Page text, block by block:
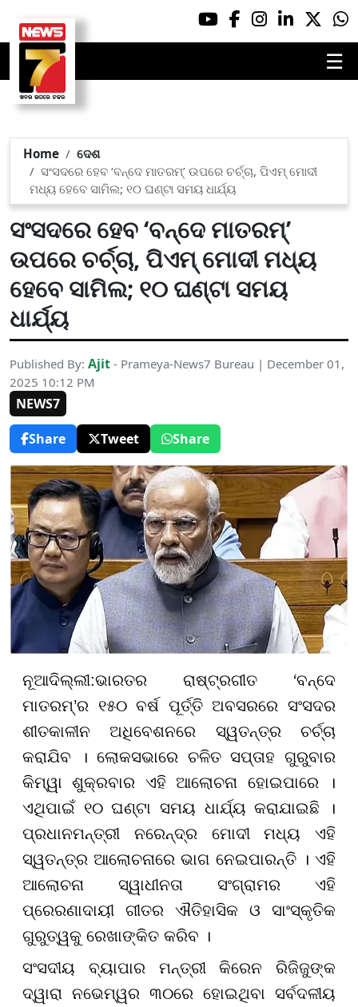
☰
Home
ଦେଶ
ସଂସଦରେ ହେବ ‘ବନ୍ଦେ ମାତରମ୍’ ଉପରେ ଚର୍ଚ୍ଚା, ପିଏମ୍ ମୋଦୀ
ମଧ୍ୟ ହେବେ ସାମିଲ; ୧୦ ଘଣ୍ଟା ସମୟ ଧାର୍ଯ୍ୟ
ସଂସଦରେ ହେବ ‘ବନ୍ଦେ ମାତରମ୍’
ଉପରେ ଚର୍ଚ୍ଚା, ପିଏମ୍ ମୋଦୀ ମଧ୍ୟ
ହେବେ ସାମିଲ; ୧୦ ଘଣ୍ଟା ସମୟ
ଧାର୍ଯ୍ୟ
Published By: Ajit - Prameya-News7 Bureau | December 01,
2025 10:12 PM
NEWS7
Share
Tweet Share
ନୂଆଦିଲ୍ଲୀ:ଭାରତର ରାଷ୍ଟ୍ରଗୀତ ‘ବନ୍ଦେ
ମାତରମ୍’ର ୧୫୦ ବର୍ଷ ପୂର୍ତ୍ତି ଅବସରରେ ସଂସଦର
ଶୀତକାଳୀନ ଅଧିବେଶନରେ ସ୍ୱତନ୍ତ୍ର ଚର୍ଚ୍ଚା
କରାଯିବ । ଲୋକସଭାରେ ଚଳିତ ସପ୍ତାହ ଗୁରୁବାର
କିମ୍ୱା ଶୁକ୍ରବାର ଏହି ଆଲୋଚନା ହୋଇପାରେ ।
ଏଥିପାଇଁ ୧୦ ଘଣ୍ଟା ସମୟ ଧାର୍ଯ୍ୟ କରାଯାଇଛି ।
ପ୍ରଧାନମନ୍ତ୍ରୀ ନରେନ୍ଦ୍ର ମୋଦୀ ମଧ୍ୟ ଏହି
ସ୍ୱତନ୍ତ୍ର ଆଲୋଚନାରେ ଭାଗ ନେଇପାରନ୍ତି । ଏହି
ଆଲୋଚନା ସ୍ୱାଧୀନତା ସଂଗ୍ରାମର ଏହି
ପ୍ରେରଣାଦାୟୀ ଗୀତର ଐତିହାସିକ ଓ ସାଂସ୍କୃତିକ
ଗୁରୁତ୍ୱକୁ ରେଖାଙ୍କିତ କରିବ ।
ସଂସଦୀୟ ବ୍ୟାପାର ମନ୍ତ୍ରୀ କିରେନ ରିଜିଜୁଙ୍କ
ଦ୍ୱାରା ନଭେମ୍ୱର ୩୦ରେ ହୋଇଥିବା ସର୍ବଦଳୀୟ